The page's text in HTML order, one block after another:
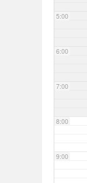
5:00
6:00
7:00
8:00
9:00